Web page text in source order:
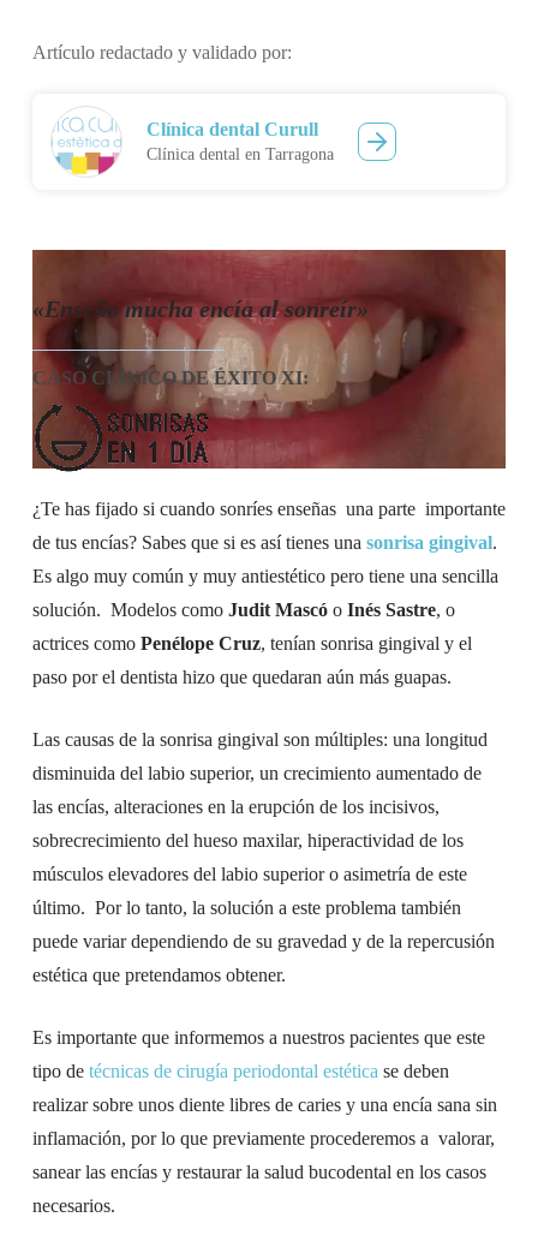
Artículo redactado y validado por:
Clínica dental Curull
Clínica dental en Tarragona
«Enseño mucha encía al sonreír»
CASO CLÍNICO DE ÉXITO XI:
¿Te has fijado si cuando sonríes enseñas una parte importante
de tus encías? Sabes que si es así tienes una sonrisa gingival.
Es algo muy común y muy antiestético pero tiene una sencilla
solución. Modelos como Judit Mascóo Inés Sastre, o
actrices como Penélope Cruz, tenían sonrisa gingival y el
paso por el dentista hizo que quedaran aún más guapas.
Las causas de la sonrisa gingival son múltiples: una longitud
disminuida del labio superior, un crecimiento aumentado de
las encías, alteraciones en la erupción de los incisivos,
sobrecrecimiento del hueso maxilar, hiperactividad de los
músculos elevadores del labio superior o asimetría de este
último. Por lo tanto, la solución a este problema también
puede variar dependiendo de su gravedad y de la repercusión
estética que pretendamos obtener.
Es importante que informemos a nuestros pacientes que este
tipo de técnicas de cirugía periodontal estética se deben
realizar sobre unos diente libres de caries y una encía sana sin
inflamación, por lo que previamente procederemos a valorar,
sanear las encías y restaurar la salud bucodental en los casos
necesarios.